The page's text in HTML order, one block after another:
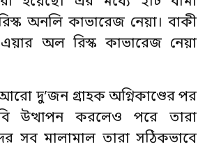
অনলি কাভারেজ নেয়া। বাকী
অল রিস্ক কাভারেজ নেয়া
দু’জন গ্রাহক অগ্নিকাণ্ডের পর
উত্থাপন করলেও পরে তারা
সব মালামাল তারা সঠিকভাবে